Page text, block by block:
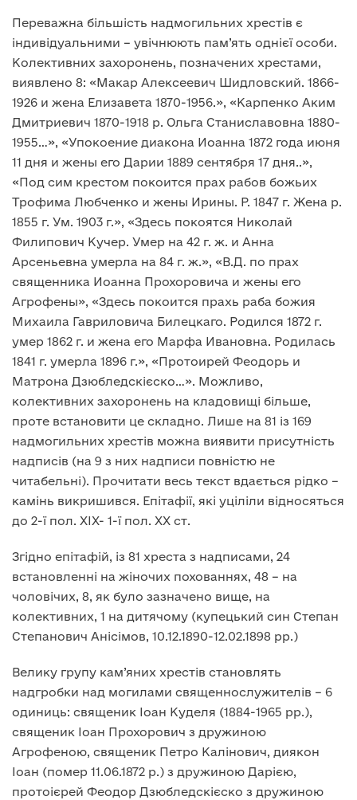
Переважна більшість надмогильних хрестів є
індивідуальними – увічнюють пам’ять однієї особи.
Колективних захоронень, позначених хрестами,
виявлено 8: «Макар Алексеевич Шидловский. 1866-
1926 и жена Елизавета 1870-1956.», «Карпенко Аким
Дмитриевич 1870-1918 р. Ольга Станиславовна 1880-
1955…», «Упокоение диакона Иоанна 1872 года июня
11 дня и жены его Дарии 1889 сентября 17 дня..»,
«Под сим крестом покоится прах рабов божьих
Трофима Любченко и жены Ирины. Р. 1847 г. Жена р.
1855 г. Ум. 1903 г.», «Здесь покоятся Николай
Филипович Кучер. Умер на 42 г. ж. и Анна
Арсеньевна умерла на 84 г. ж.», «В.Д. по прах
священника Иоанна Прохоровича и жены его
Агрофены», «Здесь покоится прахь раба божия
Михаила Гавриловича Билецкаго. Родился 1872 г.
умер 1862 г. и жена его Марфа Ивановна. Родилась
1841 г. умерла 1896 г.», «Протоирей Феодорь и
Матрона Дзюбледскієско…». Можливо,
колективних захоронень на кладовищі більше,
проте встановити це складно. Лише на 81 із 169
надмогильних хрестів можна виявити присутність
надписів (на 9 з них надписи повністю не
читабельні). Прочитати весь текст вдається рідко –
камінь викришився. Епітафії, які уціліли відносяться
до 2-ї пол. ХІХ- 1-ї пол. ХХ ст.
Згідно епітафій, із 81 хреста з надписами, 24
встановленні на жіночих похованнях, 48 – на
чоловічих, 8, як було зазначено вище, на
колективних, 1 на дитячому (купецький син Степан
Степанович Анісімов, 10.12.1890-12.02.1898 рр.)
Велику групу кам’яних хрестів становлять
надгробки над могилами священнослужителів – 6
одиниць: священик Іоан Куделя (1884-1965 рр.),
священик Іоан Прохорович з дружиною
Агрофеною, священик Петро Калінович, диякон
Іоан (помер 11.06.1872 р.) з дружиною Дарією,
протоієрей Феодор Дзюбледскієско з дружиною